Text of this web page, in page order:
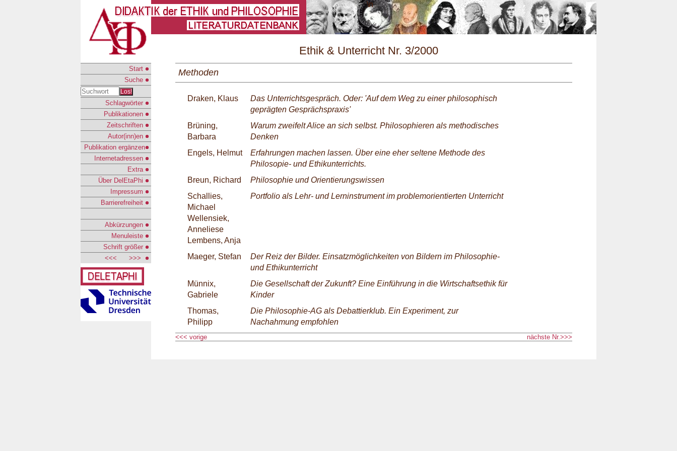
\n
Start
Suche
Los!
Schlagwörter
Publikationen
Zeitschriften
Autor(inn)en
Publikation ergänzen
Internetadressen
Extra
Über DelEtaPhi
Impressum
Barrierefreiheit
Abkürzungen
Menuleiste
Schrift größer
<<<
>>>
Ethik & Unterricht Nr. 3/2000
Methoden
Draken, Klaus
Das Unterrichtsgespräch. Oder: 'Auf dem Weg zu einer philosophisch
geprägten Gesprächspraxis'
Brüning,
Barbara
Warum zweifelt Alice an sich selbst. Philosophieren als methodisches
Denken
Engels, Helmut
Erfahrungen machen lassen. Über eine eher seltene Methode des
Philosopie- und Ethikunterrichts.
Breun, Richard
Philosophie und Orientierungswissen
Schallies,
Michael
Wellensiek,
Anneliese
Lembens, Anja
Portfolio als Lehr- und Lerninstrument im problemorientierten Unterricht
Maeger, Stefan
Der Reiz der Bilder. Einsatzmöglichkeiten von Bildern im Philosophie-
und Ethikunterricht
Münnix,
Gabriele
Die Gesellschaft der Zukunft? Eine Einführung in die Wirtschaftsethik für
Kinder
Thomas,
Philipp
Die Philosophie-AG als Debattierklub. Ein Experiment, zur
Nachahmung empfohlen
<<< vorige nächste Nr.>>>